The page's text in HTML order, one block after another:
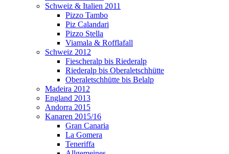
Schweiz & Italien 2011
Pizzo Tambo
Piz Calandari
Pizzo Stella
Viamala & Rofflafall
Schweiz 2012
Fiescheralp bis Riederalp
Riederalp bis Oberaletschhütte
Oberaletschhütte bis Belalp
Madeira 2012
England 2013
Andorra 2015
Kanaren 2015/16
Gran Canaria
La Gomera
Teneriffa